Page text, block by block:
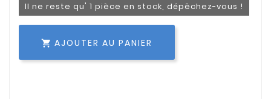
Il ne reste qu' 1 pièce en stock, dépêchez-vous !
 AJOUTER AU PANIER